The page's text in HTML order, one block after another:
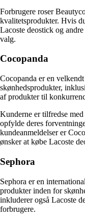
Forbrugere roser
kvalitetsprodukter. Hvis
Lacoste deostick og
valg.
Cocopanda
Cocopanda er en
skønhedsprodukter,
af produkter til
Kunderne er tilfredse
opfylde deres
kundeanmeldelser er
ønsker at købe Lacoste
Sephora
Sephora er en
produkter inden for
inkluderer også Lacoste
forbrugere.